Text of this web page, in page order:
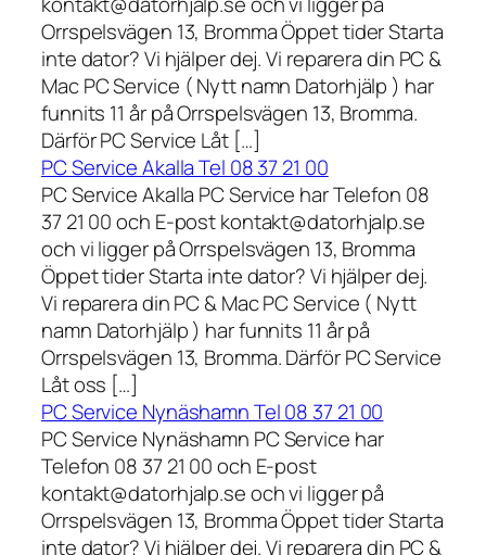
Orrspelsvägen 13, Bromma Öppet tider Starta
inte dator? Vi hjälper dej. Vi reparera din PC &
Mac PC Service ( Nytt namn Datorhjälp ) har
funnits 11 år på Orrspelsvägen 13, Bromma.
Därför PC Service Låt […]
PC Service Akalla Tel 08 37 21 00
PC Service Akalla PC Service har Telefon 08
37 21 00 och E-post kontakt@datorhjalp.se
och vi ligger på Orrspelsvägen 13, Bromma
Öppet tider Starta inte dator? Vi hjälper dej.
Vi reparera din PC & Mac PC Service ( Nytt
namn Datorhjälp ) har funnits 11 år på
Orrspelsvägen 13, Bromma. Därför PC Service
Låt oss […]
PC Service Nynäshamn Tel 08 37 21 00
PC Service Nynäshamn PC Service har
Telefon 08 37 21 00 och E-post
kontakt@datorhjalp.se och vi ligger på
Orrspelsvägen 13, Bromma Öppet tider Starta
inte dator? Vi hjälper dej. Vi reparera din PC &